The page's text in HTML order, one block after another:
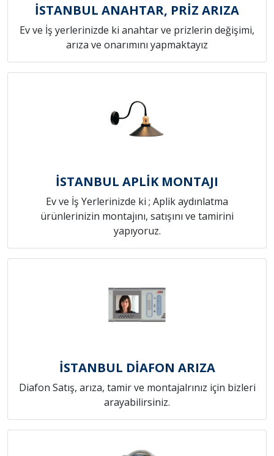
İSTANBUL ANAHTAR, PRİZ ARIZA
Ev ve İş yerlerinizde ki anahtar ve prizlerin değişimi,
arıza ve onarımını yapmaktayız
İSTANBUL APLİK MONTAJI
Ev ve İş Yerlerinizde ki ; Aplik aydınlatma
ürünlerinizin montajını, satışını ve tamirini
yapıyoruz.
İSTANBUL DİAFON ARIZA
Diafon Satış, arıza, tamir ve montajalrınız için bizleri
arayabilirsiniz.